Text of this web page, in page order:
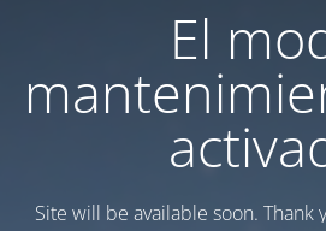
El
Site will be available soon. Thank